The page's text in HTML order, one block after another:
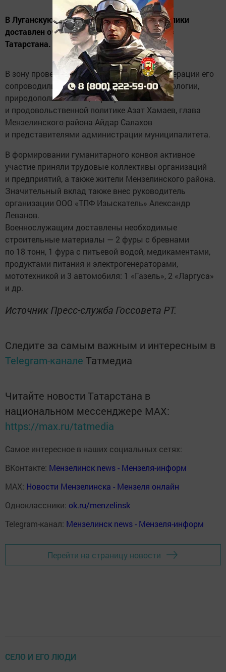
В Луганскую и Донецкую Народные Республики
доставлен очередной гуманитарный груз из
Татарстана.
В зону проведения специальной военной операции его
сопроводили председатель Комитета по экологии,
природопользованию, агропромышленной
и продовольственной политике Азат Хамаев, глава
Мензелинского района Айдар Салахов
и представителями администрации муниципалитета.
В формировании гуманитарного конвоя активное
участие приняли трудовые коллективы организаций
и предприятий, а также жители Мензелинского района.
Значительный вклад также внес руководитель
организации OOO «ТПФ Изыскатель» Александр
Леванов.
Военнослужащим доставлены необходимые
строительные материалы — 2 фуры с бревнами
по 18 тонн, 1 фура с питьевой водой, медикаментами,
продуктами питания и электрогенераторами,
мототехникой и 3 автомобиля: 1 «Газель», 2 «Ларгуса»
и др.
Источник Пресс-служба Госсовета РТ.
Следите за самым важным и интересным в
Telegram-канале Татмедиа
Читайте новости Татарстана в
национальном мессенджере MАХ:
https://max.ru/tatmedia
Самое интересное в наших социальных сетях:
ВКонтакте: Мензелинск news - Мензеля-информ
MAX: Новости Мензелинска - Мензеля онлайн
Одноклассники: ok.ru/menzelinsk
Telegram-канал: Мензелинск news - Мензеля-информ
Перейти на страницу новости
СЕЛО И ЕГО ЛЮДИ